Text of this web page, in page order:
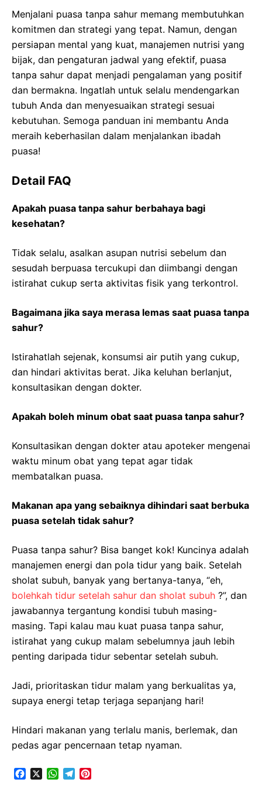
Menjalani puasa tanpa sahur memang membutuhkan
komitmen dan strategi yang tepat. Namun, dengan
persiapan mental yang kuat, manajemen nutrisi yang
bijak, dan pengaturan jadwal yang efektif, puasa
tanpa sahur dapat menjadi pengalaman yang positif
dan bermakna. Ingatlah untuk selalu mendengarkan
tubuh Anda dan menyesuaikan strategi sesuai
kebutuhan. Semoga panduan ini membantu Anda
meraih keberhasilan dalam menjalankan ibadah
puasa!
Detail FAQ
Apakah puasa tanpa sahur berbahaya bagi
kesehatan?
Tidak selalu, asalkan asupan nutrisi sebelum dan
sesudah berpuasa tercukupi dan diimbangi dengan
istirahat cukup serta aktivitas fisik yang terkontrol.
Bagaimana jika saya merasa lemas saat puasa tanpa
sahur?
Istirahatlah sejenak, konsumsi air putih yang cukup,
dan hindari aktivitas berat. Jika keluhan berlanjut,
konsultasikan dengan dokter.
Apakah boleh minum obat saat puasa tanpa sahur?
Konsultasikan dengan dokter atau apoteker mengenai
waktu minum obat yang tepat agar tidak
membatalkan puasa.
Makanan apa yang sebaiknya dihindari saat berbuka
puasa setelah tidak sahur?
Puasa tanpa sahur? Bisa banget kok! Kuncinya adalah
manajemen energi dan pola tidur yang baik. Setelah
sholat subuh, banyak yang bertanya-tanya, “eh,
bolehkah tidur setelah sahur dan sholat subuh ?”, dan
jawabannya tergantung kondisi tubuh masing-
masing. Tapi kalau mau kuat puasa tanpa sahur,
istirahat yang cukup malam sebelumnya jauh lebih
penting daripada tidur sebentar setelah subuh.
Jadi, prioritaskan tidur malam yang berkualitas ya,
supaya energi tetap terjaga sepanjang hari!
Hindari makanan yang terlalu manis, berlemak, dan
pedas agar pencernaan tetap nyaman.
W